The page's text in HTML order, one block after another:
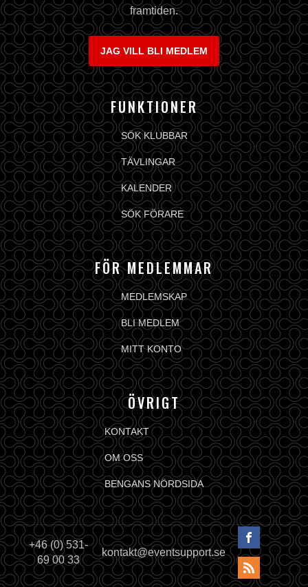
framtiden.
JAG VILL BLI MEDLEM
FUNKTIONER
SÖK KLUBBAR
TÄVLINGAR
KALENDER
SÖK FÖRARE
FÖR MEDLEMMAR
MEDLEMSKAP
BLI MEDLEM
MITT KONTO
ÖVRIGT
KONTAKT
OM OSS
BENGANS NÖRDSIDA
+46 (0) 531-
69 00 33
kontakt@eventsupport.se